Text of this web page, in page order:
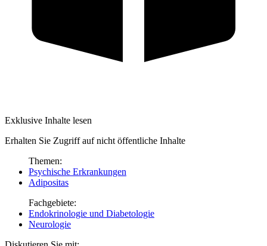
Exklusive Inhalte lesen
Erhalten Sie Zugriff auf nicht öffentliche Inhalte
Themen:
Psychische Erkrankungen
Adipositas
Fachgebiete:
Endokrinologie und Diabetologie
Neurologie